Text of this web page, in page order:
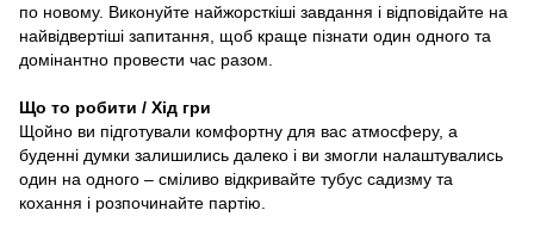
по новому. Виконуйте найжорсткіші завдання і відповідайте на
найвідвертіші запитання, щоб краще пізнати один одного та
домінантно провести час разом.
Що то робити / Хід гри
Щойно ви підготували комфортну для вас атмосферу, а
буденні думки залишились далеко і ви змогли налаштувались
один на одного – сміливо відкривайте тубус садизму та
кохання і розпочинайте партію.